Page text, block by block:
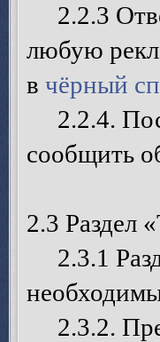
2.2.3
любую
в чёрный
2.2.4.
сообщить
2.3 Раздел
2.3.1
2.3.2.